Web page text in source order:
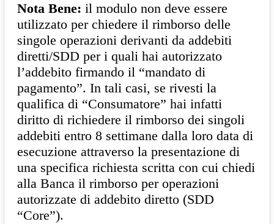
Nota Bene: il modulo non deve essere
utilizzato per chiedere il rimborso delle
singole operazioni derivanti da addebiti
diretti/SDD per i quali hai autorizzato
l’addebito firmando il “mandato di
pagamento”. In tali casi, se rivesti la
qualifica di “Consumatore” hai infatti
diritto di richiedere il rimborso dei singoli
addebiti entro 8 settimane dalla loro data di
esecuzione attraverso la presentazione di
una specifica richiesta scritta con cui chiedi
alla Banca il rimborso per operazioni
autorizzate di addebito diretto (SDD
“Core”).